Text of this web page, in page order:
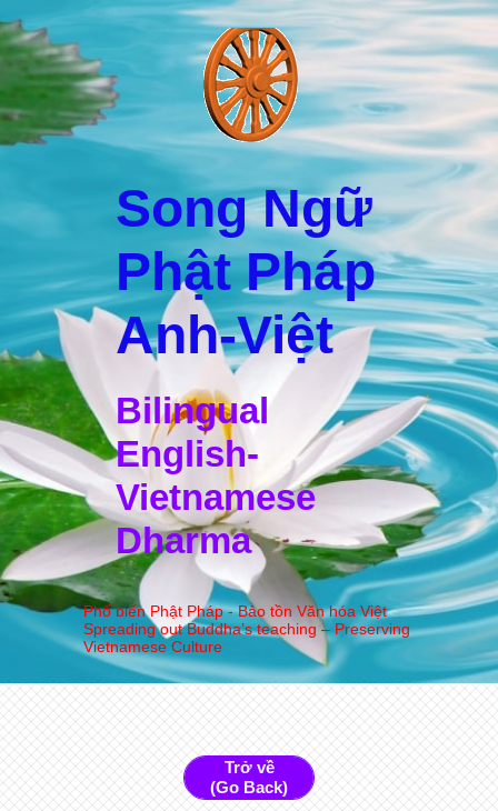
Song Ngữ
Phật Pháp
Anh-Việt
Bilingual
English-
Vietnamese
Dharma
Phổ biến Phật Pháp - Bảo tồn Văn hóa Việt
Spreading out Buddha’s teaching – Preserving
Vietnamese Culture
Trở về
(Go Back)